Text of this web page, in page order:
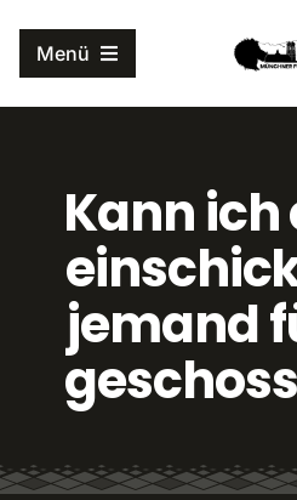
InhaltMenü
Events
Projekte
Der Verein
Ressourcen
Kann ich
jemand